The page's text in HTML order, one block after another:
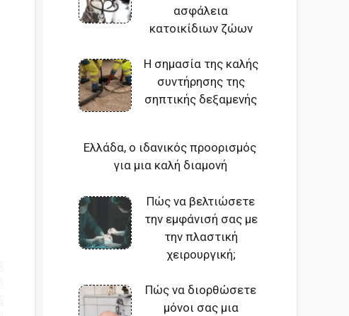
ασφάλεια
κατοικίδιων ζώων
Η σημασία της καλής
συντήρησης της
σηπτικής δεξαμενής
Ελλάδα, ο ιδανικός προορισμός
για μια καλή διαμονή
Πώς να βελτιώσετε
την εμφάνισή σας με
την πλαστική
χειρουργική;
Πώς να διορθώσετε
μόνοι σας μια